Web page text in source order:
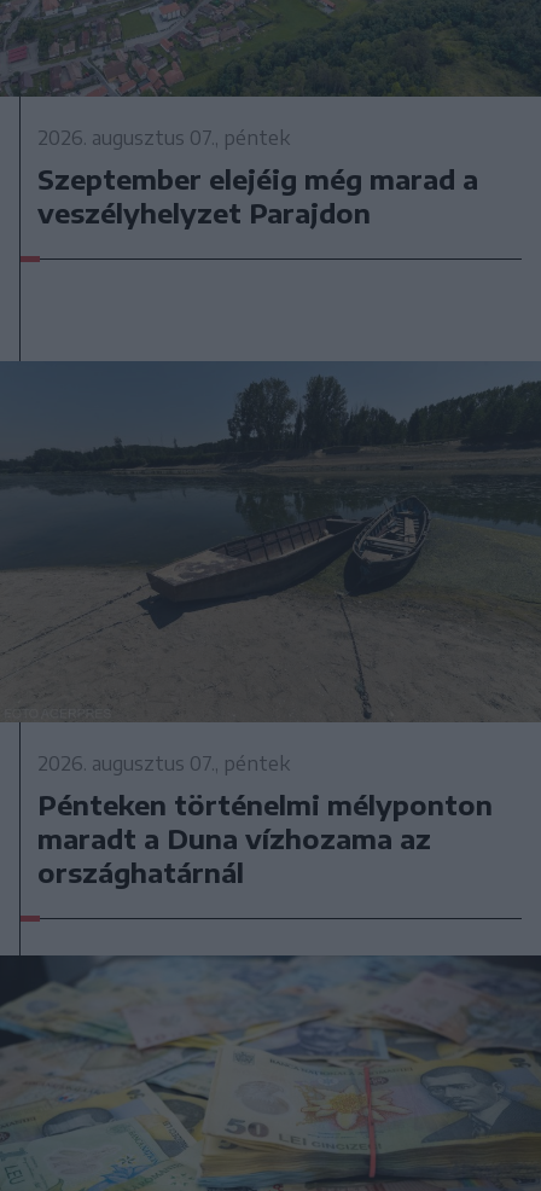
2026. augusztus 07., péntek
Szeptember elejéig még marad a
veszélyhelyzet Parajdon
2026. augusztus 07., péntek
Pénteken történelmi mélyponton
maradt a Duna vízhozama az
országhatárnál